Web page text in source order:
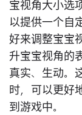
宝视角大小选
以提供一个自
好来调整宝宝
升宝宝视角的
真实、生动。
时，可以更好
到游戏中。